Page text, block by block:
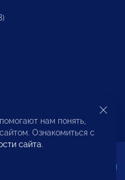
нам понять,
Ознакомиться с
сайта.